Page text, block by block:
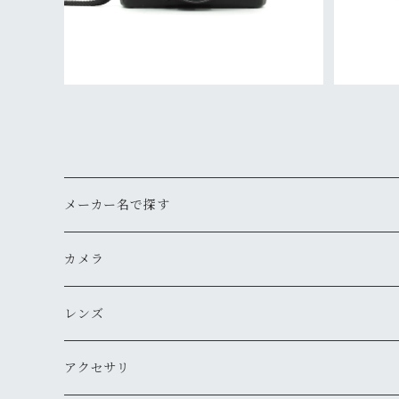
メーカー名で探す
ペンタックス
オリンパス
ニコン
カメラ
用途から探す
気軽にスナップ
一眼レフ
レンズ
焦点距離から探す
アクセサリ